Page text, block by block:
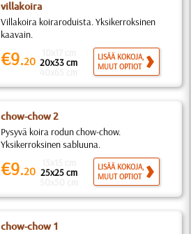
villakoira
Villakoira koiraroduista. Yksikerroksinen
kaavain.
€9.20 20x33 cm
LISÄÄ KOKOJA,
MUUT OPTIOT
chow-chow 2
Pysyvä koira rodun chow-chow.
Yksikerroksinen sabluuna.
€9.20 25x25 cm
LISÄÄ KOKOJA,
MUUT OPTIOT
chow-chow 1